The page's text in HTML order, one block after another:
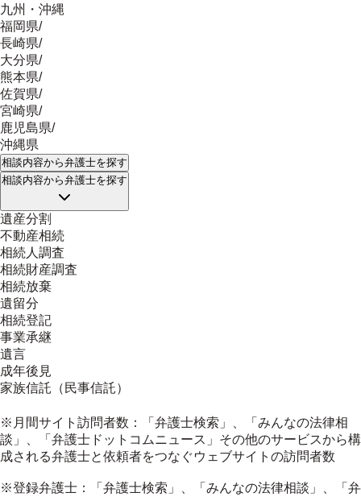
九州・沖縄
福岡県/
長崎県/
大分県/
熊本県/
佐賀県/
宮崎県/
鹿児島県/
沖縄県
相談内容から弁護士を探す
相談内容から弁護士を探す
遺産分割
不動産相続
相続人調査
相続財産調査
相続放棄
遺留分
相続登記
事業承継
遺言
成年後見
家族信託（民事信託）
※月間サイト訪問者数：「弁護士検索」、「みんなの法律相
談」、「弁護士ドットコムニュース」その他のサービスから構
成される弁護士と依頼者をつなぐウェブサイトの訪問者数
※登録弁護士：「弁護士検索」、「みんなの法律相談」、「弁